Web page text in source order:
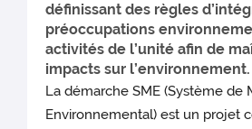
définissant des règles
préoccupations
activités de l’unité afin de
impacts sur l’environnement.
La démarche SME (Système de
Environnemental) est un projet